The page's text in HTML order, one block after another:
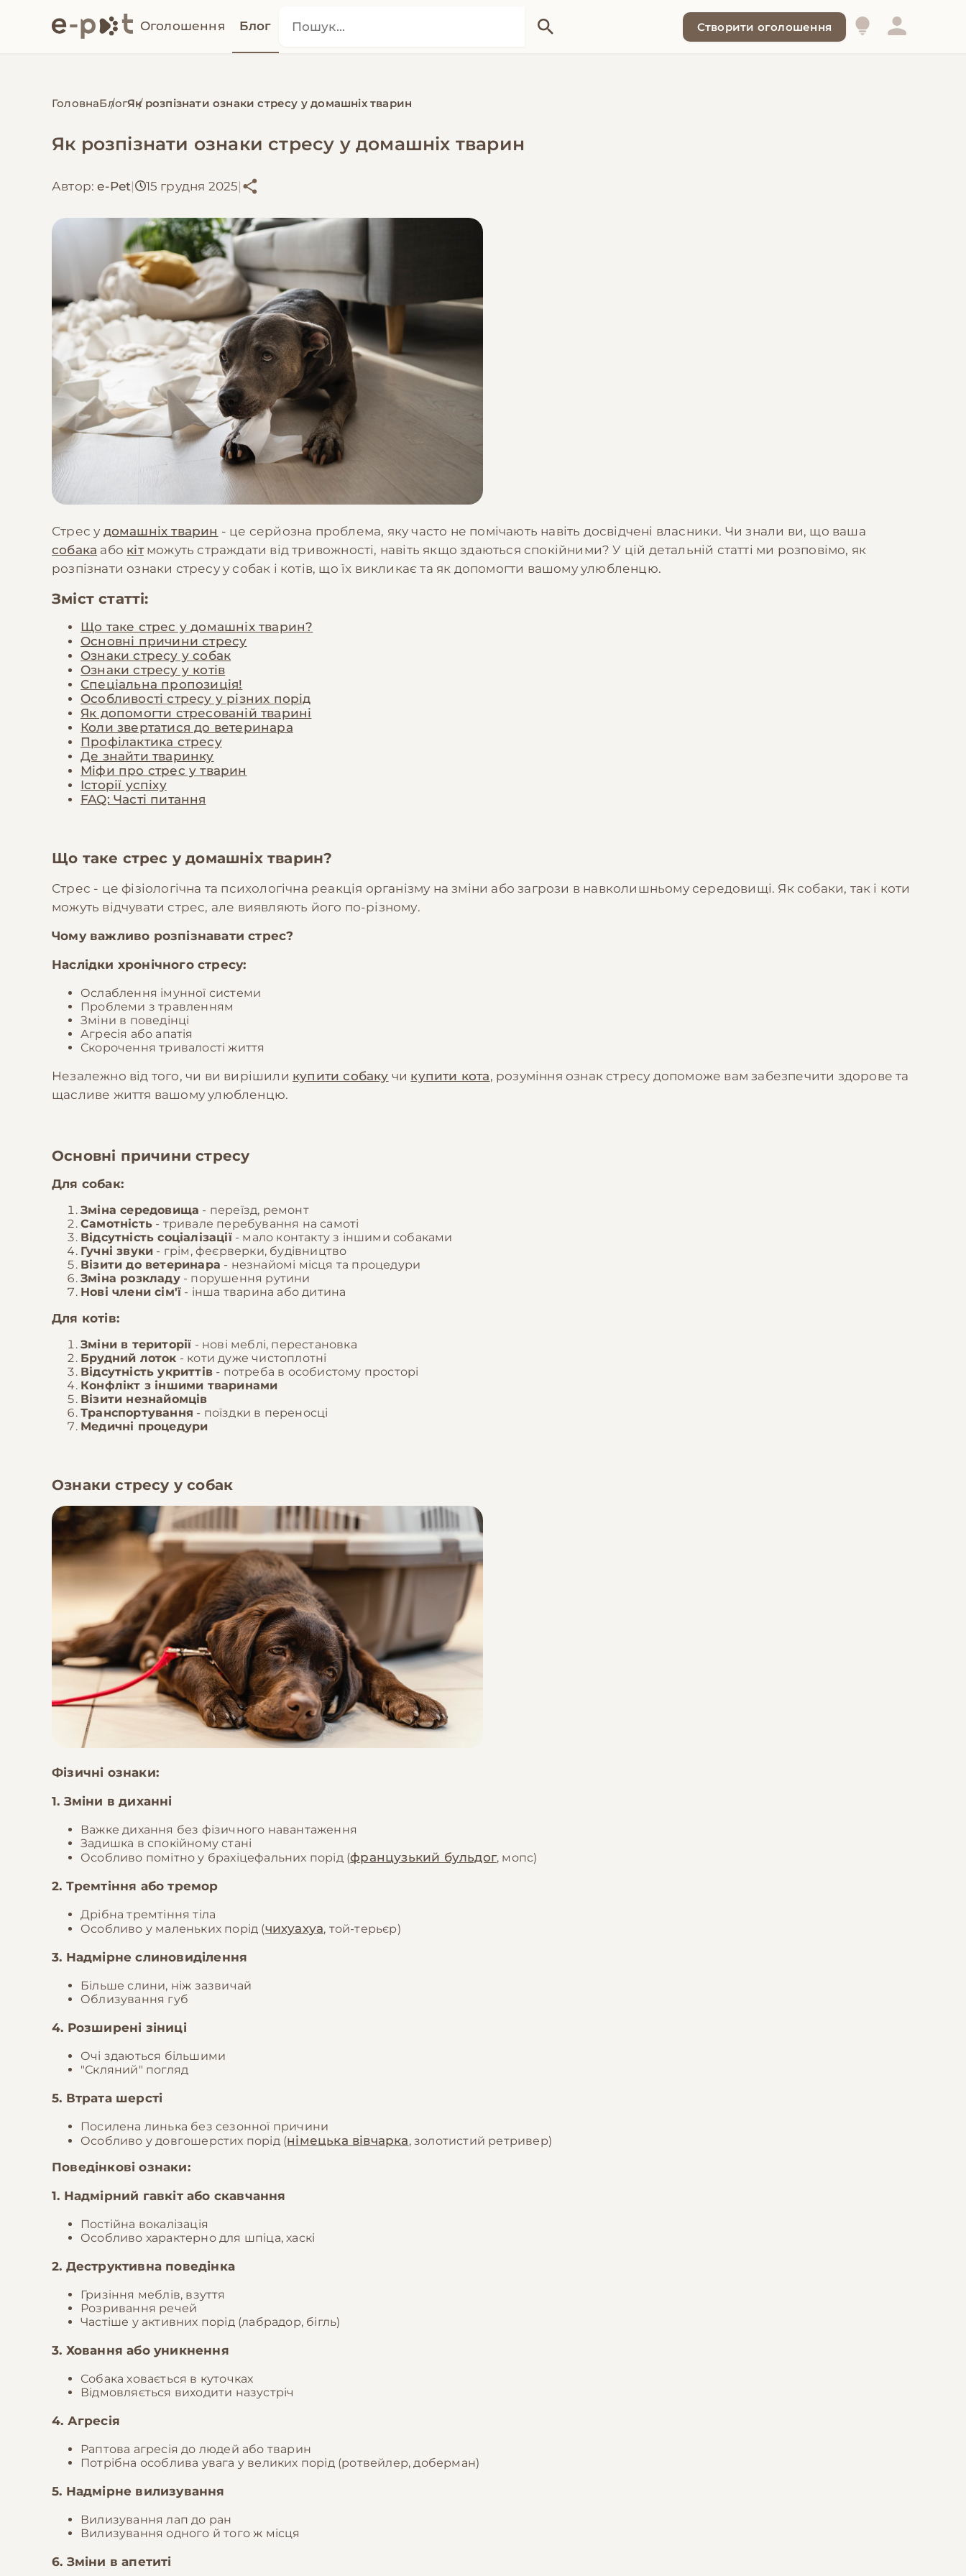
Оголошення Блог Створити оголошення
ГоловнаБлогЯк розпізнати ознаки стресу у домашніх тварин
Як розпізнати ознаки стресу у домашніх тварин
Автор:e-Pet| 15 грудня 2025|
Стрес у домашніх тварин - це серйозна проблема, яку часто не помічають навіть досвідчені власники. Чи знали ви, що ваша
собака або кітможуть страждати від тривожності, навіть якщо здаються спокійними? У цій детальній статті ми розповімо, як
розпізнати ознаки стресу у собак і котів, що їх викликає та як допомогти вашому улюбленцю.
Зміст статті:
Що таке стрес у домашніх тварин?
Основні причини стресу
Ознаки стресу у собак
Ознаки стресу у котів
Спеціальна пропозиція!
Особливості стресу у різних порід
Як допомогти стресованій тварині
Коли звертатися до ветеринара
Профілактика стресу
Де знайти тваринку
Міфи про стрес у тварин
Історії успіху
FAQ: Часті питання
Що таке стрес у домашніх тварин?
Стрес - це фізіологічна та психологічна реакція організму на зміни або загрози в навколишньому середовищі. Як собаки, так і коти
можуть відчувати стрес, але виявляють його по-різному.
Чому важливо розпізнавати стрес?
Наслідки хронічного стресу:
Ослаблення імунної системи
Проблеми з травленням
Зміни в поведінці
Агресія або апатія
Скорочення тривалості життя
Незалежно від того, чи ви вирішили купити собаку чи купити кота, розуміння ознак стресу допоможе вам забезпечити здорове та
щасливе життя вашому улюбленцю.
Основні причини стресу
Для собак:
Зміна середовища - переїзд, ремонт
Самотність - тривале перебування на самоті
Відсутність соціалізації- мало контакту з іншими собаками
Гучні звуки - грім, феєрверки, будівництво
Візити до ветеринара - незнайомі місця та процедури
Зміна розкладу- порушення рутини
Нові члени сім'ї - інша тварина або дитина
Для котів:
Зміни в території - нові меблі, перестановка
Брудний лоток - коти дуже чистоплотні
Відсутність укриттів - потреба в особистому просторі
Конфлікт з іншими тваринами
Візити незнайомців
Транспортування - поїздки в переносці
Медичні процедури
Ознаки стресу у собак
Фізичні ознаки:
1. Зміни в диханні
Важке дихання без фізичного навантаження
Задишка в спокійному стані
Особливо помітно у брахіцефальних порід (французький бульдог, мопс)
2. Тремтіння або тремор
Дрібна тремтіння тіла
Особливо у маленьких порід (чихуахуа, той-терьєр)
3. Надмірне слиновиділення
Більше слини, ніж зазвичай
Облизування губ
4. Розширені зіниці
Очі здаються більшими
"Скляний" погляд
5. Втрата шерсті
Посилена линька без сезонної причини
Особливо у довгошерстих порід (німецька вівчарка, золотистий ретривер)
Поведінкові ознаки:
1. Надмірний гавкіт або скавчання
Постійна вокалізація
Особливо характерно для шпіца, хаскі
2. Деструктивна поведінка
Гризіння меблів, взуття
Розривання речей
Частіше у активних порід (лабрадор, бігль)
3. Ховання або уникнення
Собака ховається в куточках
Відмовляється виходити назустріч
4. Агресія
Раптова агресія до людей або тварин
Потрібна особлива увага у великих порід (ротвейлер, доберман)
5. Надмірне вилизування
Вилизування лап до ран
Вилизування одного й того ж місця
6. Зміни в апетиті